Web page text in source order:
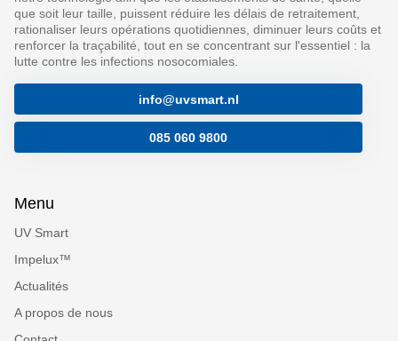
que soit leur taille, puissent réduire les délais de retraitement,
rationaliser leurs opérations quotidiennes, diminuer leurs coûts et
renforcer la traçabilité, tout en se concentrant sur l'essentiel : la
lutte contre les infections nosocomiales.
info@uvsmart.nl
085 060 9800
Menu
UV Smart
Impelux™
Actualités
A propos de nous